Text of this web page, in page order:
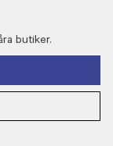
butiker.